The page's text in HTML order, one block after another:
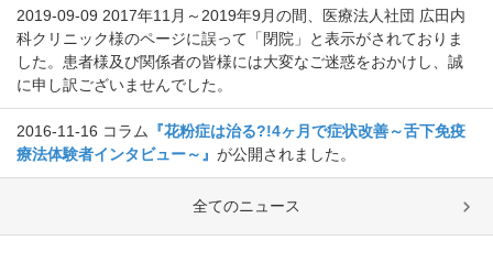
2019-09-09 2017年11月～2019年9月の間、医療法人社団 広田内
科クリニック様のページに誤って「閉院」と表示がされておりま
した。患者様及び関係者の皆様には大変なご迷惑をおかけし、誠
に申し訳ございませんでした。
2016-11-16 コラム
『花粉症は治る?!4ヶ月で症状改善～舌下免疫
療法体験者インタビュー～』 が公開されました。
全てのニュース